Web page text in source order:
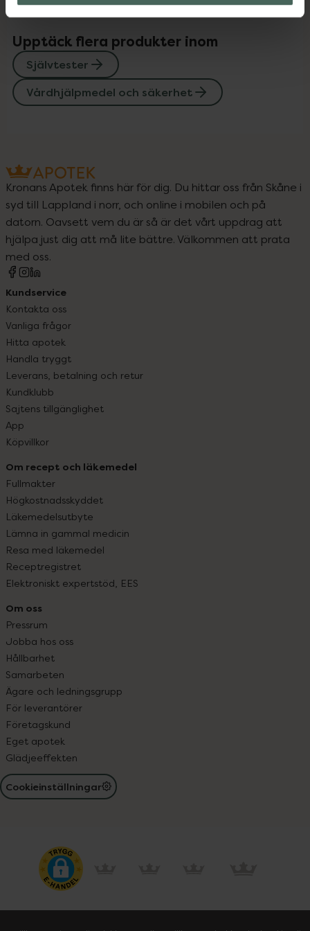
Upptäck flera produkter inom
Självtester
Vårdhjälpmedel och säkerhet
Kronans Apotek finns här för dig. Du hittar oss från Skåne i
syd till Lappland i norr, och online i mobilen och på
datorn. Oavsett vem du är så är det vårt uppdrag att
hjälpa just dig att må lite bättre. Välkommen att prata
med oss.
Kundservice
Kontakta oss
Vanliga frågor
Hitta apotek
Handla tryggt
Leverans, betalning och retur
Kundklubb
Sajtens tillgänglighet
App
Köpvillkor
Om recept och läkemedel
Fullmakter
Högkostnadsskyddet
Läkemedelsutbyte
Lämna in gammal medicin
Resa med läkemedel
Receptregistret
Elektroniskt expertstöd, EES
Om oss
Pressrum
Jobba hos oss
Hållbarhet
Samarbeten
Ägare och ledningsgrupp
För leverantörer
Företagskund
Eget apotek
Glädjeeffekten
Cookieinställningar